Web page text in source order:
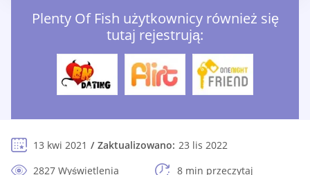
Plenty Of Fish użytkownicy również się
tutaj rejestrują:
13 kwi 2021 Zaktualizowano: 23 lis 2022
2827 Wyświetlenia
8 min przeczytaj